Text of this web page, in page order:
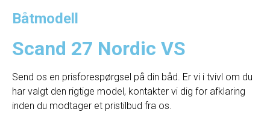
Båtmodell
Scand 27 Nordic VS
Send os en prisforespørgsel på din båd. Er vi i tvivl om du
har valgt den rigtige model, kontakter vi dig for afklaring
inden du modtager et pristilbud fra os.